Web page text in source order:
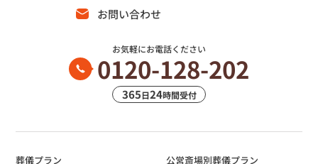
お問い合わせ
お気軽にお電話ください
0120-128-202
365日24時間受付
葬儀プラン
公営斎場別葬儀プラン